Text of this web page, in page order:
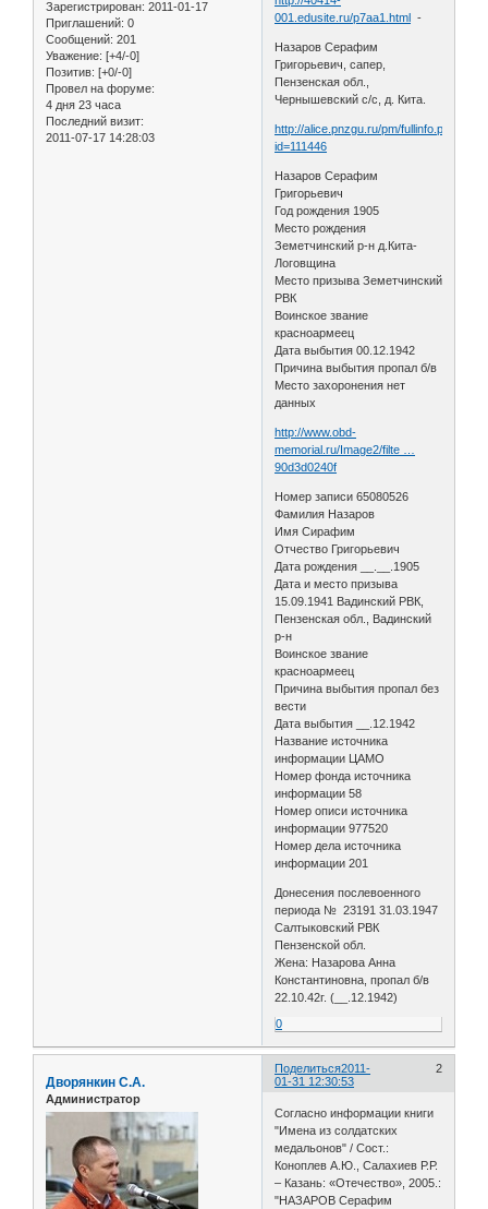
Зарегистрирован: 2011-01-17
Приглашений: 0
Сообщений: 201
Уважение: [+4/-0]
Позитив: [+0/-0]
Провел на форуме:
4 дня 23 часа
Последний визит:
2011-07-17 14:28:03
001.edusite.ru/p7aa1.html -
Назаров Серафим
Григорьевич, сапер,
Пензенская обл.,
Чернышевский с/с, д. Кита.
http://alice.pnzgu.ru/pm/fullinfo.php?
id=111446
Назаров Серафим
Григорьевич
Год рождения 1905
Место рождения
Земетчинский р-н д.Кита-
Логовщина
Место призыва Земетчинский
РВК
Воинское звание
красноармеец
Дата выбытия 00.12.1942
Причина выбытия пропал б/в
Место захоронения нет
данных
http://www.obd-
memorial.ru/Image2/filte …
90d3d0240f
Номер записи 65080526
Фамилия Назаров
Имя Сирафим
Отчество Григорьевич
Дата рождения __.__.1905
Дата и место призыва
15.09.1941 Вадинский РВК,
Пензенская обл., Вадинский
р-н
Воинское звание
красноармеец
Причина выбытия пропал без
вести
Дата выбытия __.12.1942
Название источника
информации ЦАМО
Номер фонда источника
информации 58
Номер описи источника
информации 977520
Номер дела источника
информации 201
Донесения послевоенного
периода № 23191 31.03.1947
Салтыковский РВК
Пензенской обл.
Жена: Назарова Анна
Константиновна, пропал б/в
22.10.42г. (__.12.1942)
0
Поделиться 2
2011-
01-31 12:30:53
Дворянкин С.А.
Администратор
Согласно информации книги
"Имена из солдатских
медальонов" / Сост.:
Коноплев А.Ю., Салахиев Р.Р.
– Казань: «Отечество», 2005.:
"НАЗАРОВ Серафим